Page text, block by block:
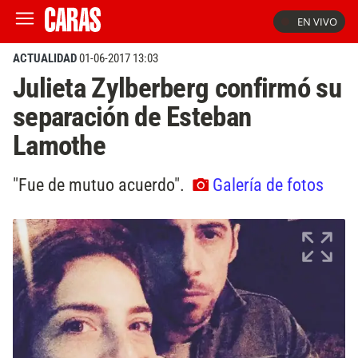
EN VIVO
ACTUALIDAD01-06-2017 13:03
Julieta Zylberberg confirmó su
separación de Esteban
Lamothe
"Fue de mutuo acuerdo". Galería de fotos